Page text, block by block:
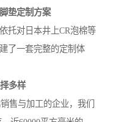
垫定制方案
托对日本井上CR泡棉等
了一套完整的定制体
多样
售与加工的企业，我们